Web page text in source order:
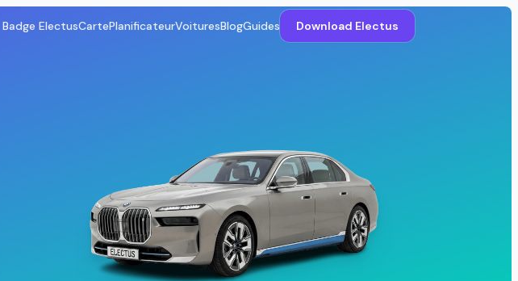
Badge ElectusCartePlanificateurVoituresBlogGuides Download Electus